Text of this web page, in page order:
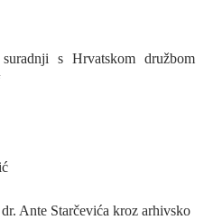
s Hrvatskom družbom
Ante Starčevića kroz arhivsko